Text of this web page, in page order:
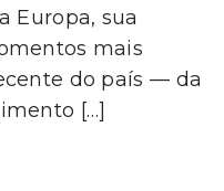
Europa, sua
mais
do país — da
[…]